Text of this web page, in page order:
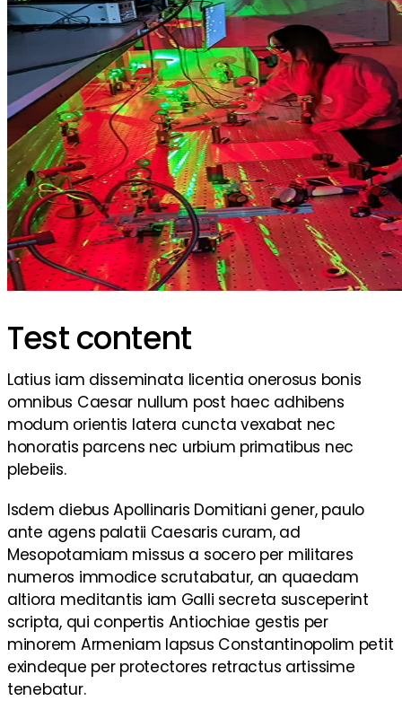
Test content
Latius iam disseminata licentia onerosus bonis
omnibus Caesar nullum post haec adhibens
modum orientis latera cuncta vexabat nec
honoratis parcens nec urbium primatibus nec
plebeiis.
Isdem diebus Apollinaris Domitiani gener, paulo
ante agens palatii Caesaris curam, ad
Mesopotamiam missus a socero per militares
numeros immodice scrutabatur, an quaedam
altiora meditantis iam Galli secreta susceperint
scripta, qui conpertis Antiochiae gestis per
minorem Armeniam lapsus Constantinopolim petit
exindeque per protectores retractus artissime
tenebatur.